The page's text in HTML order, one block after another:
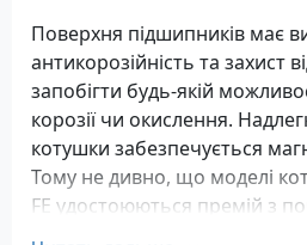
Поверхня підшипників має
антикорозійність та захист
запобігти будь-якій
корозії чи окислення.
котушки забезпечується
Тому не дивно, що моделі
FE удостоюються премій з